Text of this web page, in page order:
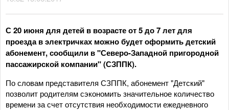
С 20 июня для детей в возрасте от 5 до 7 лет для
проезда в электричках можно будет оформить детский
абонемент, сообщили в "Северо-Западной пригородной
пассажирской компании" (СЗППК).
По словам представителя СЗППК, абонемент "Детский"
позволит родителям сэкономить значительное количество
времени за счет отсутствия необходимости ежедневного